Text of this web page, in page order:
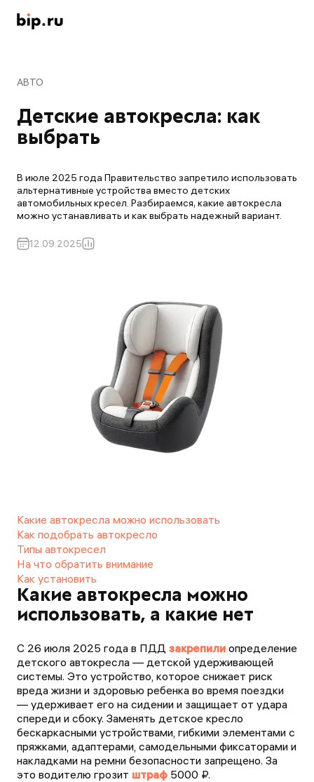
АВТО
Детские автокресла: как
выбрать
В июле 2025 года Правительство запретило использовать
альтернативные устройства вместо детских
автомобильных кресел. Разбираемся, какие автокресла
можно устанавливать и как выбрать надежный вариант.
12.09.2025
Какие автокресла можно использовать
Как подобрать автокресло
Типы автокресел
На что обратить внимание
Как установить
Какие автокресла можно
использовать, а какие нет
С 26 июля 2025 года в ПДД закрепили определение
детского автокресла — детской удерживающей
системы. Это устройство, которое снижает риск
вреда жизни и здоровью ребенка во время поездки
— удерживает его на сидении и защищает от удара
спереди и сбоку. Заменять детское кресло
бескаркасными устройствами, гибкими элементами с
пряжками, адаптерами, самодельными фиксаторами и
накладками на ремни безопасности запрещено. За
это водителю грозит штраф 5000 ₽.